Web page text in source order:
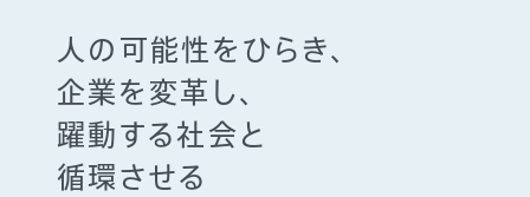
人の可能性をひらき、
企業を変革し、
躍動する社会と
循環させる